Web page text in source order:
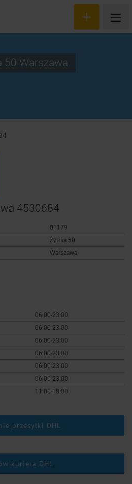
przesyłki
50 Warszawa
4530684
01179
Żytnia 50
Warszawa
06:00-23:00
06:00-23:00
06:00-23:00
06:00-23:00
06:00-23:00
06:00-23:00
11:00-18:00
przesyłki DHL
kuriera DHL